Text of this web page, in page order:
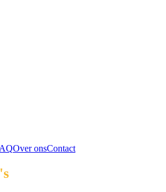
Over onsContact